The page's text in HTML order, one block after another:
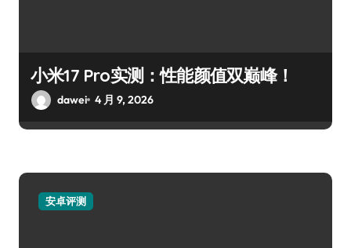
小米17 Pro实测：性能颜值双巅峰！
dawei 4 月 9, 2026
安卓评测